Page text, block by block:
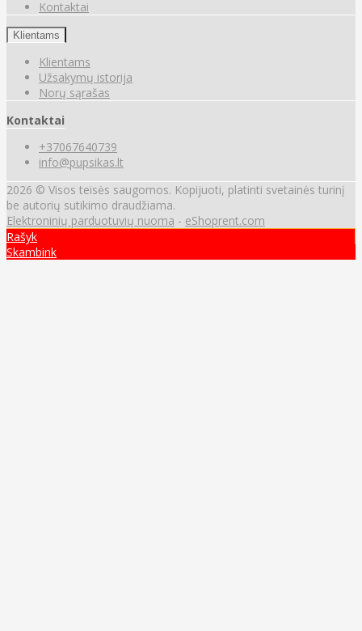
Kontaktai
Klientams
Klientams
Užsakymų istorija
Norų sąrašas
Kontaktai
+37067640739
info@pupsikas.lt
2026 © Visos teisės saugomos. Kopijuoti, platinti svetainės turinį
be autorių sutikimo draudžiama.
Elektroninių parduotuvių nuoma - eShoprent.com
Rašyk
Skambink